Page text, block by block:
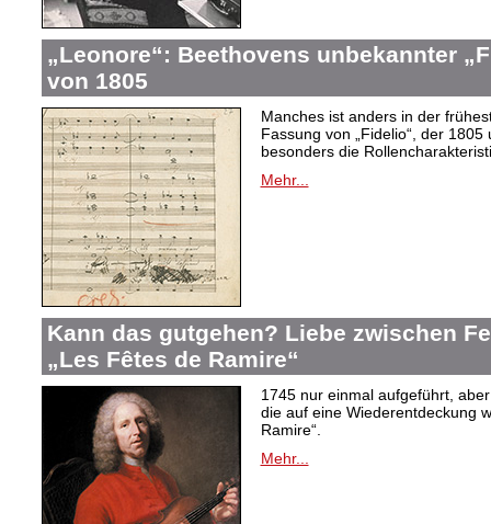
„Leonore“: Beethovens unbekannter
von 1805
Manches ist anders in der
Fassung von „Fidelio“, der 1805
besonders die
Mehr...
Kann das gutgehen? Liebe zwischen
„Les Fêtes de Ramire“
1745 nur einmal aufgeführt,
die auf eine Wiederentdeckung
Ramire“.
Mehr...